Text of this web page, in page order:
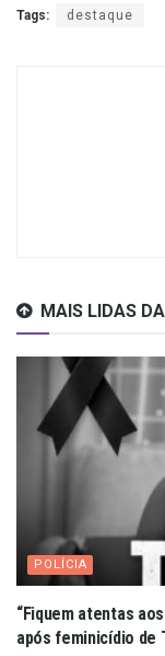
Tags: destaque
MAIS LIDAS
POLÍCIA
“Fiquem atentas
após feminicídio de